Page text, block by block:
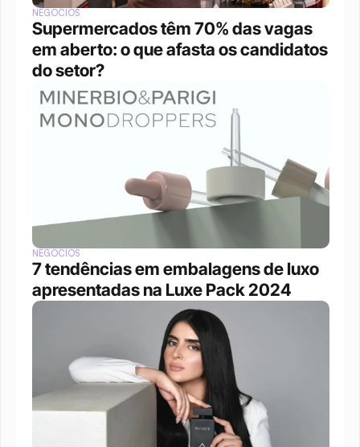
NEGÓCIOS
Supermercados têm 70% das vagas
em aberto: o que afasta os candidatos
do setor?
NEGÓCIOS
7 tendências em embalagens de luxo
apresentadas na Luxe Pack 2024